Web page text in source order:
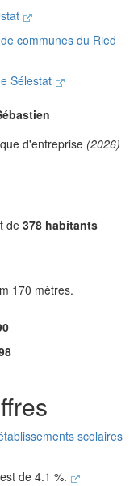
communes du Ried
Sélestat
d'entreprise (2026)
de 378 habitants
170 mètres.
scolaires
de 4.1 %.